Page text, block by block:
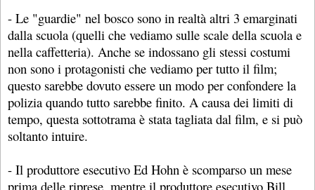
- Le "guardie" nel bosco sono in realtà altri 3 emarginati
dalla scuola (quelli che vediamo sulle scale della scuola e
nella caffetteria). Anche se indossano gli stessi costumi
non sono i protagonisti che vediamo per tutto il film;
questo sarebbe dovuto essere un modo per confondere la
polizia quando tutto sarebbe finito. A causa dei limiti di
tempo, questa sottotrama è stata tagliata dal film, e si può
soltanto intuire.
- Il produttore esecutivo Ed Hohn è scomparso un mese
prima delle riprese, mentre il produttore esecutivo Bill